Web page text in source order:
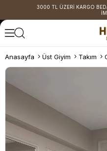
3000 TL ÜZERİ KARGO
Anasayfa Üst Giyim Takım